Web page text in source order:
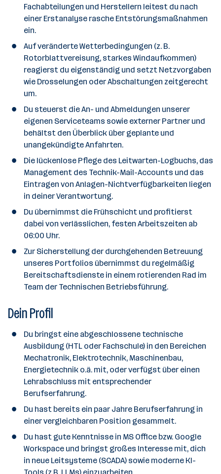
Fachabteilungen und Herstellern leitest du nach
einer Erstanalyse rasche Entstörungsmaßnahmen
ein.
Auf veränderte Wetterbedingungen (z. B.
Rotorblattvereisung, starkes Windaufkommen)
reagierst du eigenständig und setzt Netzvorgaben
wie Drosselungen oder Abschaltungen zeitgerecht
um.
Du steuerst die An- und Abmeldungen unserer
eigenen Serviceteams sowie externer Partner und
behältst den Überblick über geplante und
unangekündigte Anfahrten.
Die lückenlose Pflege des Leitwarten-Logbuchs, das
Management des Technik-Mail-Accounts und das
Eintragen von Anlagen-Nichtverfügbarkeiten liegen
in deiner Verantwortung.
Du übernimmst die Frühschicht und profitierst
dabei von verlässlichen, festen Arbeitszeiten ab
06:00 Uhr.
Zur Sicherstellung der durchgehenden Betreuung
unseres Portfolios übernimmst du regelmäßig
Bereitschaftsdienste in einem rotierenden Rad im
Team der Technischen Betriebsführung.
Dein Profil
Du bringst eine abgeschlossene technische
Ausbildung (HTL oder Fachschule) in den Bereichen
Mechatronik, Elektrotechnik, Maschinenbau,
Energietechnik o.ä. mit, oder verfügst über einen
Lehrabschluss mit entsprechender
Berufserfahrung.
Du hast bereits ein paar Jahre Berufserfahrung in
einer vergleichbaren Position gesammelt.
Du hast gute Kenntnisse in MS Office bzw. Google
Workspace und bringst großes Interesse mit, dich
in neue Leitsysteme (SCADA) sowie moderne KI-